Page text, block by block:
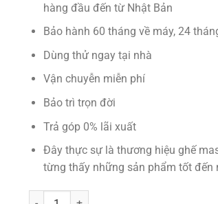
hàng đầu đến từ Nhật Bản
Bảo hành 60 tháng về máy, 24
Dùng thử ngay tại nhà
Vận chuyễn miễn phí
Bảo trì trọn đời
Trả góp 0% lãi xuất
Đây thực sự là thương hiệu ghế
từng thấy những sản phẩm tốt đến
Ghế Massage Toyoky TO B838 số lượng